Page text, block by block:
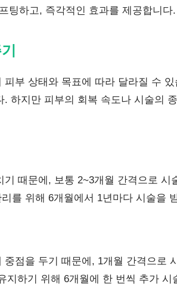
팅하고, 즉각적인 효과를 제공합니다.
부 상태와 목표에 따라 달라질 수
하지만 피부의 회복 속도나 시술의
때문에, 보통 2~3개월 간격으로 시
를 위해 6개월에서 1년마다 시술을
점을 두기 때문에, 1개월 간격으로
지하기 위해 6개월에 한 번씩 추가 시